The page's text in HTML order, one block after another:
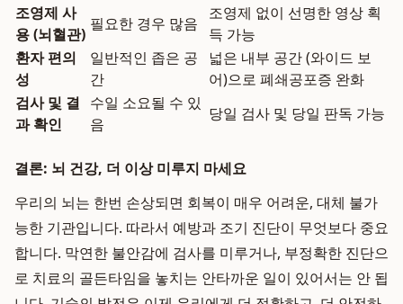
조영제 사
용 (뇌혈관)
필요한 경우 많음
조영제 없이 선명한 영상 획
득 가능
환자 편의
성
일반적인 좁은 공
간
넓은 내부 공간 (와이드 보
어)으로 폐쇄공포증 완화
검사 및 결
과 확인
수일 소요될 수 있
음
당일 검사 및 당일 판독 가능
결론: 뇌 건강, 더 이상 미루지 마세요
우리의 뇌는 한번 손상되면 회복이 매우 어려운, 대체 불가
능한 기관입니다. 따라서 예방과 조기 진단이 무엇보다 중요
합니다. 막연한 불안감에 검사를 미루거나, 부정확한 진단으
로 치료의 골든타임을 놓치는 안타까운 일이 있어서는 안 됩